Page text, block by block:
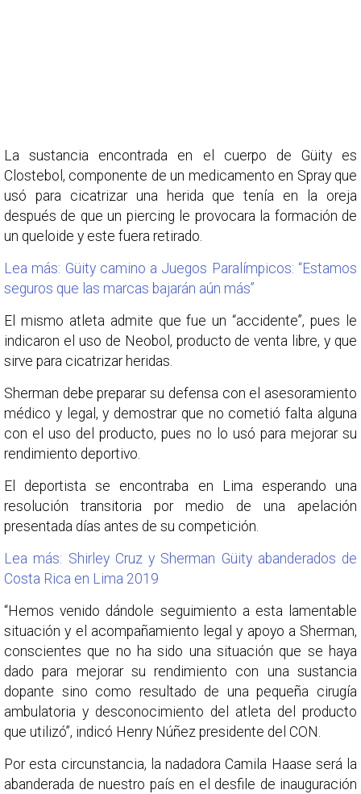
La sustancia encontrada en el cuerpo de Güity es
Clostebol, componente de un medicamento en Spray que
usó para cicatrizar una herida que tenía en la oreja
después de que un piercing le provocara la formación de
un queloide y este fuera retirado.
Lea más: Güity camino a Juegos Paralímpicos: “Estamos
seguros que las marcas bajarán aún más”
El mismo atleta admite que fue un “accidente”, pues le
indicaron el uso de Neobol, producto de venta libre, y que
sirve para cicatrizar heridas.
Sherman debe preparar su defensa con el asesoramiento
médico y legal, y demostrar que no cometió falta alguna
con el uso del producto, pues no lo usó para mejorar su
rendimiento deportivo.
El deportista se encontraba en Lima esperando una
resolución transitoria por medio de una apelación
presentada días antes de su competición.
Lea más: Shirley Cruz y Sherman Güity abanderados de
Costa Rica en Lima 2019
“Hemos venido dándole seguimiento a esta lamentable
situación y el acompañamiento legal y apoyo a Sherman,
conscientes que no ha sido una situación que se haya
dado para mejorar su rendimiento con una sustancia
dopante sino como resultado de una pequeña cirugía
ambulatoria y desconocimiento del atleta del producto
que utilizó”, indicó Henry Núñez presidente del CON.
Por esta circunstancia, la nadadora Camila Haase será la
abanderada de nuestro país en el desfile de inauguración